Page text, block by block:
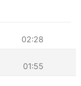
02:28
01:55